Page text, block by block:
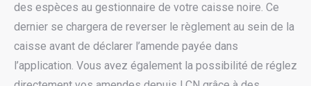
des espèces au gestionnaire de votre caisse noire. Ce
dernier se chargera de reverser le règlement au sein de la
caisse avant de déclarer l’amende payée dans
l’application. Vous avez également la possibilité de réglez